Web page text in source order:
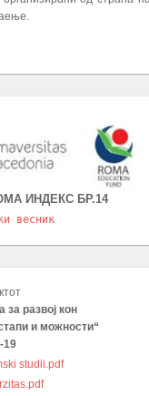
УЧЕСНИЦИ НА КУРС
- Скопје во
на з...
УЧЕСНИЦИ НА КУРС
ИНДЕКС БР.14
весник
развој кон
и можности“
19
studii.pdf